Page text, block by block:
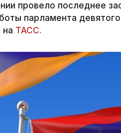
провело последнее
парламента
на ТАСС.